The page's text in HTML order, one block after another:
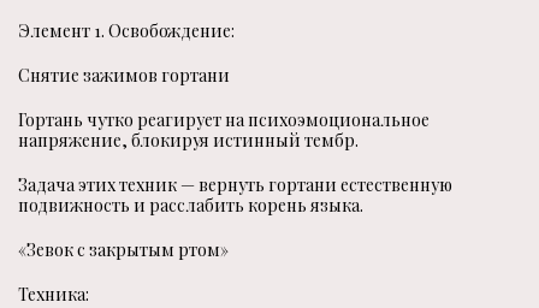
Элемент 1. Освобождение:
Снятие зажимов гортани
Гортань чутко реагирует на психоэмоциональное
напряжение, блокируя истинный тембр.
Задача этих техник — вернуть гортани естественную
подвижность и расслабить корень языка.
«Зевок с закрытым ртом»
Техника: